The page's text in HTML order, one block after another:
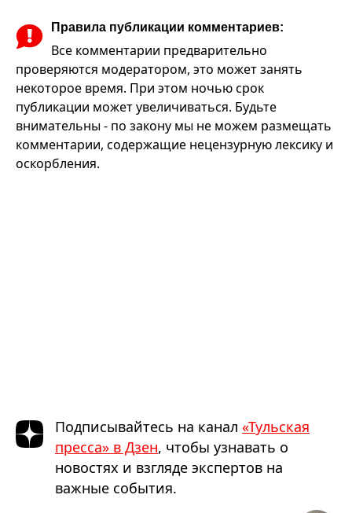
Правила публикации комментариев:
Все комментарии предварительно
проверяются модератором, это может занять
некоторое время. При этом ночью срок
публикации может увеличиваться. Будьте
внимательны - по закону мы не можем размещать
комментарии, содержащие нецензурную лексику и
оскорбления.
Подписывайтесь на канал «Тульская
пресса» в Дзен, чтобы узнавать о
новостях и взгляде экспертов на
важные события.